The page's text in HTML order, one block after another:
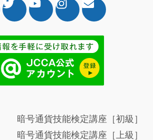
暗号通貨技能検定講座［初級］
暗号通貨技能検定講座［上級］